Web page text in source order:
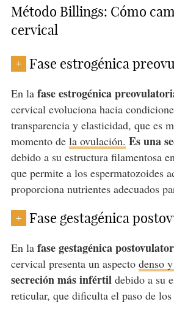
Método Billings: Cómo
cervical
+ Fase estrogénica
En la fase estrogénica
cervical evoluciona hacia
transparencia y elasticidad, que es
momento de la ovulación. Es una
debido a su estructura filamentosa
que permite a los espermatozoides
proporciona nutrientes adecuados
+ Fase gestagénica
En la fase gestagénica
cervical presenta un aspecto denso
secreción más infértildebido a su
reticular, que dificulta el paso de los